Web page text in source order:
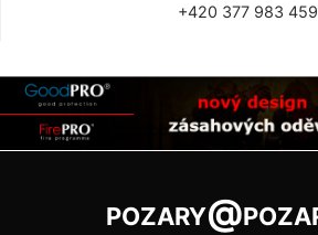
+420 377 983 459